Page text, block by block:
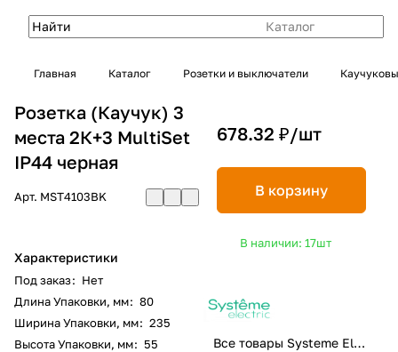
Каталог
Главная Каталог Розетки и выключатели
Розетка (Каучук) 3
места 2К+3 MultiSet
IP44 черная
Арт. MST4103BK
Характеристики
Под заказ: Нет
Длина Упаковки, мм: 80
Ширина Упаковки, мм: 235
Высота Упаковки, мм: 55
678.32 ₽/шт
В корзину
В наличии: 17шт
Все товары Systeme Electric